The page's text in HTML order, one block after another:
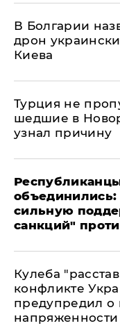
В Болгарии
дрон
Киева
Турция не
шедшие в
узнал причину
объединились:
сильную
санкций"
Кулеба
конфликте
предупредил о
напряженности